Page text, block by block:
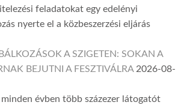
feladatokat egy edelényi
nyerte el a közbeszerzési eljárás
A SZIGETEN: SOKAN A
BEJUTNI A FESZTIVÁLRA 2026-08-
évben több százezer látogatót